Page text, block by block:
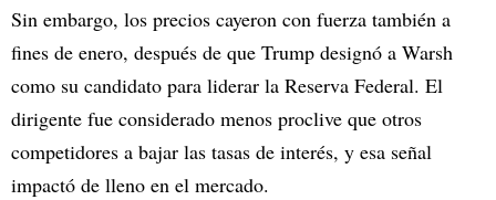
Sin embargo, los precios cayeron con fuerza también a
fines de enero, después de que Trump designó a Warsh
como su candidato para liderar la Reserva Federal. El
dirigente fue considerado menos proclive que otros
competidores a bajar las tasas de interés, y esa señal
impactó de lleno en el mercado.